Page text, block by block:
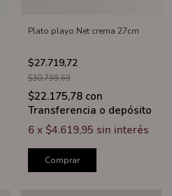
Plato playo Net crema 27cm
$27.719,72
$30.799,69
$22.175,78 con
Transferencia o depósito
6 x $4.619,95 sin interés
Comprar